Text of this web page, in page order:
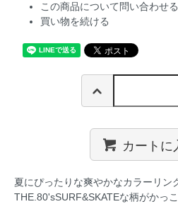
この商品について問い合わせる
買い物を続ける
カートに
夏にぴったりな爽やかなカラーリン
THE.80'sSURF&SKATEな柄がかっこ